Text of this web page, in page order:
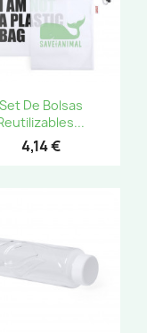
Set De Bolsas
4,14 €